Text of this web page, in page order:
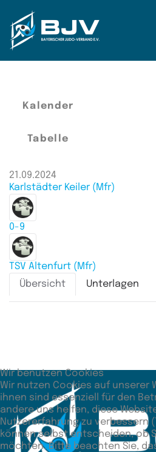
Zum Hauptinhalt springen
Kalender
Tabelle
21.09.2024
Karlstädter Keiler (Mfr)
0-9
TSV Altenfurt (Mfr)
Übersicht
Unterlagen
Wir benutzen Cookies
Wir nutzen Cookies auf unserer
ihnen sind essenziell für den
andere uns helfen, diese
Nutzererfahrung zu verbessern
können selbst entscheiden, ob
möchten. Bitte beachten Sie,